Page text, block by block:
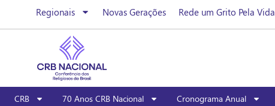
Regionais Novas Gerações Rede um Grito Pela Vida
CRB 70 Anos CRB Nacional Cronograma Anual